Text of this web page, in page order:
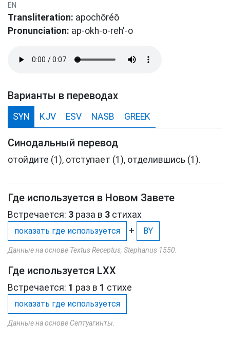
EN
Transliteration: apochōréō
Pronunciation: ap-okh-o-reh'-o
Варианты в переводах
SYN KJV ESV NASB GREEK
Синодальный перевод
отойдите (1), отступает (1), отделившись (1).
Где используется в Новом Завете
Встречается: 3 раза в 3 стихах
показать где используется + BY
Данные на основе Textus Receptus, Stephanus 1550.
Где используется LXX
Встречается: 1 раз в 1 стихе
показать где используется
Данные на основе Септуагинты.